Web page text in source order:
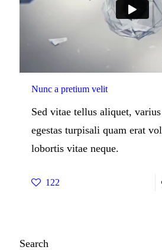
Nunc a pretium velit
Sed vitae tellus aliquet, varius
egestas turpisali quam erat
lobortis vitae neque.
122
Search